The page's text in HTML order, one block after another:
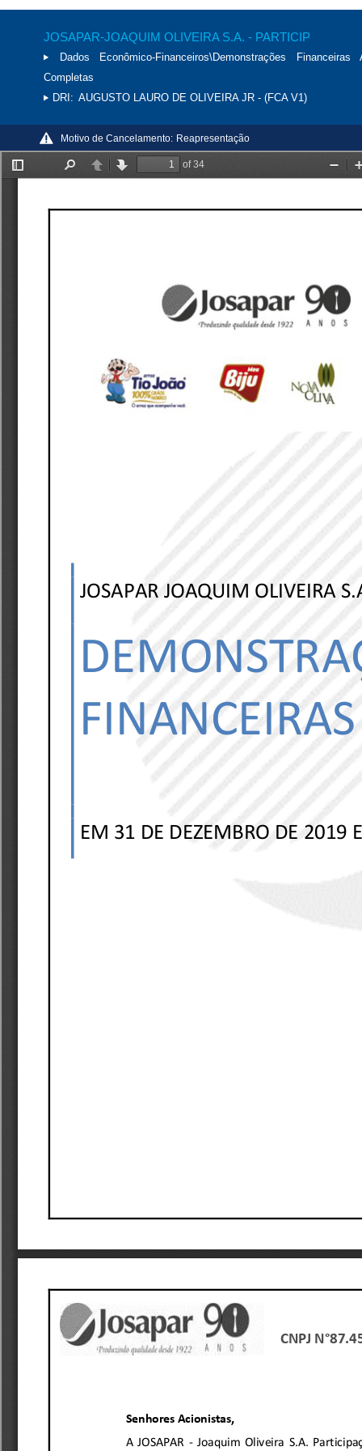
JOSAPAR-JOAQUIM OLIVEIRA S.A. - PARTICIP
Dados Econômico-Financeiros\Demonstrações Financeiras
Completas
DRI: AUGUSTO LAURO DE OLIVEIRA JR - (FCA V1)
Motivo de Cancelamento: Reapresentação